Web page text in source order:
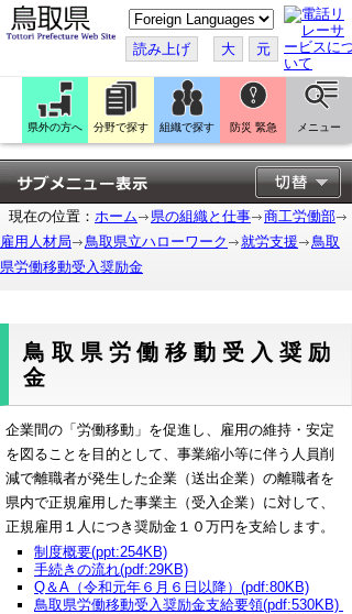
こ
の
ペ
ー
ジ
翻
訳
す
る
読み上げ 大 元
県外の方へ 分野で探す 組織で探す 防災 緊急 メニュー
現在の位置： ホーム 県の組織と仕事
商工労働部
雇用人材局
鳥取県立ハローワーク 就労支援
鳥取
県労働移動受入奨励金
鳥取県労働移動受入奨励
金
企業間の「労働移動」を促進し、雇用の維持・安定
を図ることを目的として、事業縮小等に伴う人員削
減で離職者が発生した企業（送出企業）の離職者を
県内で正規雇用した事業主（受入企業）に対して、
正規雇用１人につき奨励金１０万円を支給します。
制度概要(ppt:254KB)
手続きの流れ(pdf:29KB)
Q＆A（令和元年６月６日以降）(pdf:80KB)
鳥取県労働移動受入奨励金支給要領(pdf:530KB)
奨
励
金
の
支
給
申
請
（正